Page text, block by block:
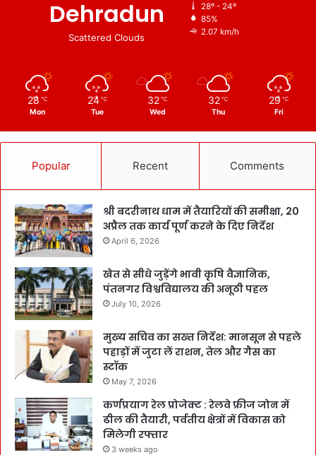
Dehradun
Scattered Clouds
28º - 24º
85%
2.07 km/h
28 ℃
Mon
24 ℃
Tue
32 ℃
Wed
32 ℃
Thu
29 ℃
Fri
Popular Recent Comments
श्री बदरीनाथ धाम में तैयारियों की समीक्षा, 20
अप्रैल तक कार्य पूर्ण करने के दिए निर्देश
April 6, 2026
खेत से सीधे जुड़ेंगे भावी कृषि वैज्ञानिक,
पंतनगर विश्वविद्यालय की अनूठी पहल
July 10, 2026
मुख्य सचिव का सख्त निर्देश: मानसून से पहले
पहाड़ों में जुटा लें राशन, तेल और गैस का
स्टॉक
May 7, 2026
कर्णप्रयाग रेल प्रोजेक्ट : रेलवे फ्रीज जोन में
ढील की तैयारी, पर्वतीय क्षेत्रों में विकास को
मिलेगी रफ्तार
3 weeks ago